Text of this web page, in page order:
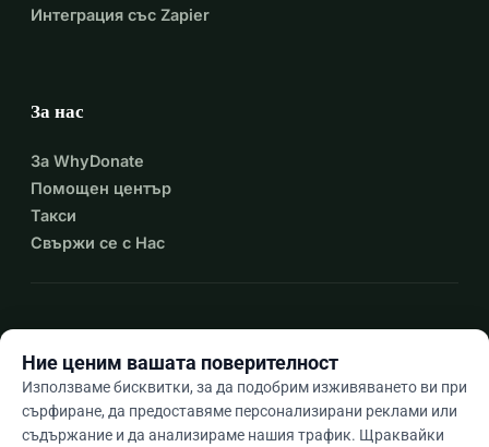
Интеграция със Zapier
За нас
За WhyDonate
Помощен център
Такси
Свържи се с Нас
Ние ценим вашата поверителност
Използваме бисквитки, за да подобрим изживяването ви при
сърфиране, да предоставяме персонализирани реклами или
съдържание и да анализираме нашия трафик. Щраквайки